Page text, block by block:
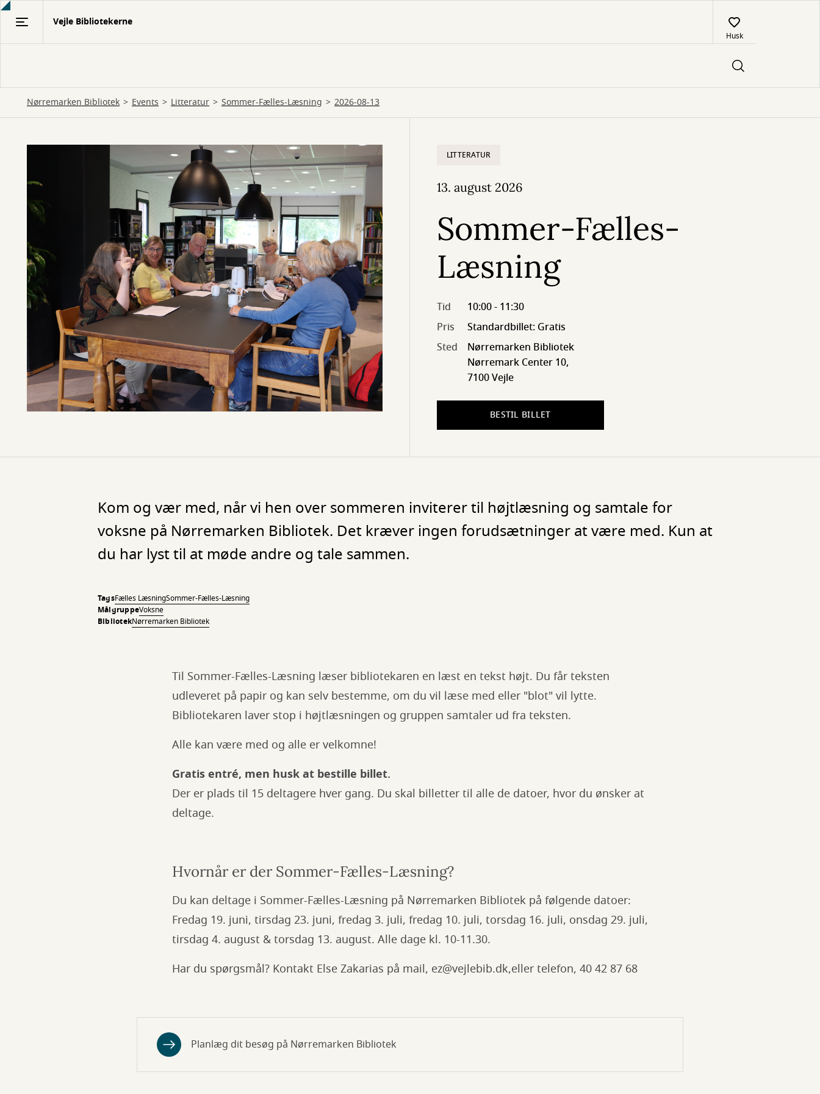
Gå
Vejle Bibliotekerne
Husk
Nørremarken Bibliotek Events Litteratur Sommer-Fælles-Læsning 2026-08-13
LITTERATUR
13. august 2026
Sommer-Fælles-
Læsning
Tid
10:00 - 11:30
Pris
Standardbillet: Gratis
Sted
Nørremarken Bibliotek
Nørremark Center 10,
7100 Vejle
BESTIL BILLET
Kom og vær med, når vi hen over sommeren inviterer til højtlæsning og samtale for
voksne på Nørremarken Bibliotek. Det kræver ingen forudsætninger at være med. Kun at
du har lyst til at møde andre og tale sammen.
TagsFælles LæsningSommer-Fælles-Læsning
MålgruppeVoksne
BibliotekNørremarken Bibliotek
Til Sommer-Fælles-Læsning læser bibliotekaren en læst en tekst højt. Du får teksten
udleveret på papir og kan selv bestemme, om du vil læse med eller "blot" vil lytte.
Bibliotekaren laver stop i højtlæsningen og gruppen samtaler ud fra teksten.
Alle kan være med og alle er velkomne!
Gratis entré, men husk at bestille billet.
Der er plads til 15 deltagere hver gang. Du skal billetter til alle de datoer, hvor du ønsker at
deltage.
Hvornår er der Sommer-Fælles-Læsning?
Du kan deltage i Sommer-Fælles-Læsning på Nørremarken Bibliotek på følgende datoer:
Fredag 19. juni, tirsdag 23. juni, fredag 3. juli, fredag 10. juli, torsdag 16. juli, onsdag 29. juli,
tirsdag 4. august & torsdag 13. august. Alle dage kl. 10-11.30.
Har du spørgsmål? Kontakt Else Zakarias på mail, ez@vejlebib.dk,eller telefon, 40 42 87 68
Planlæg dit besøg på Nørremarken Bibliotek